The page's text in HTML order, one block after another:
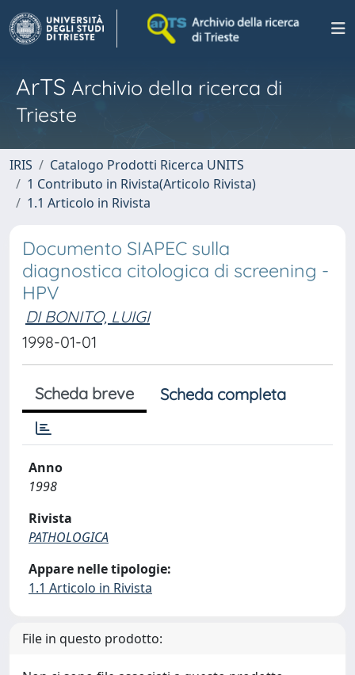
ArTS Archivio della ricerca di
Trieste
IRIS
Catalogo Prodotti Ricerca UNITS
1 Contributo in Rivista(Articolo Rivista)
1.1 Articolo in Rivista
Documento SIAPEC sulla
diagnostica citologica di screening -
HPV
DI BONITO, LUIGI
1998-01-01
Scheda breve Scheda completa
Anno
1998
Rivista
PATHOLOGICA
Appare nelle tipologie:
1.1 Articolo in Rivista
File in questo prodotto: